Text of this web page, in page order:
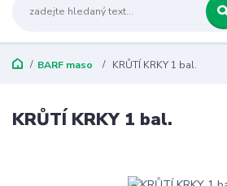
BARF maso KRŮTÍ KRKY 1 bal.
KRŮTÍ KRKY 1 bal.